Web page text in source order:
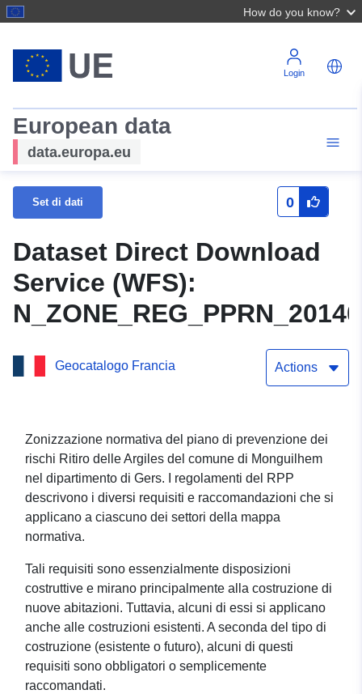
How do you know?
Login
European data
data.europa.eu
Set di dati 0
Dataset Direct Download
Service (WFS):
Geocatalogo Francia Actions
Zonizzazione normativa del piano di prevenzione dei
rischi Ritiro delle Argiles del comune di Monguilhem
nel dipartimento di Gers. I regolamenti del RPP
descrivono i diversi requisiti e raccomandazioni che si
applicano a ciascuno dei settori della mappa
normativa.
Tali requisiti sono essenzialmente disposizioni
costruttive e mirano principalmente alla costruzione di
nuove abitazioni. Tuttavia, alcuni di essi si applicano
anche alle costruzioni esistenti. A seconda del tipo di
costruzione (esistente o futuro), alcuni di questi
requisiti sono obbligatori o semplicemente
raccomandati.